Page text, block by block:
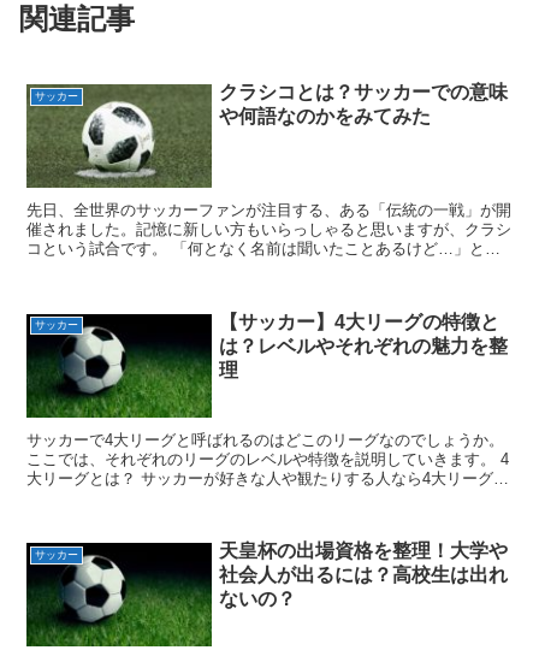
関連記事
サッカー
クラシコとは？サッカーでの意味
や何語なのかをみてみた
先日、全世界のサッカーファンが注目する、ある「伝統の一戦」が開
催されました。記憶に新しい方もいらっしゃると思いますが、クラシ
コという試合です。 「何となく名前は聞いたことあるけど…」と、
サッカー
【サッカー】4大リーグの特徴と
は？レベルやそれぞれの魅力を整
理
サッカーで4大リーグと呼ばれるのはどこのリーグなのでしょうか。
ここでは、それぞれのリーグのレベルや特徴を説明していきます。 4
大リーグとは？ サッカーが好きな人や観たりする人なら4大リーグと
サッカー
天皇杯の出場資格を整理！大学や
社会人が出るには？高校生は出れ
ないの？